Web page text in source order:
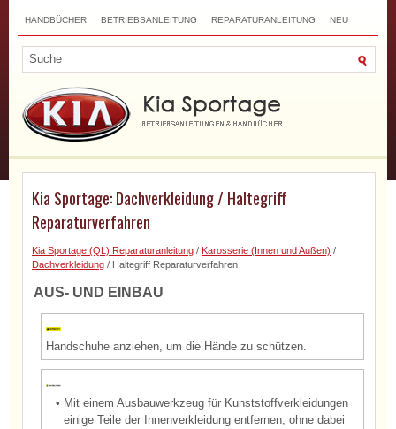
HANDBÜCHER BETRIEBSANLEITUNG REPARATURANLEITUNG NEU
Kia Sportage: Dachverkleidung / Haltegriff
Reparaturverfahren
Kia Sportage (QL) Reparaturanleitung / Karosserie (Innen und Außen) /
Dachverkleidung / Haltegriff Reparaturverfahren
AUS- UND EINBAU
Handschuhe anziehen, um die Hände zu schützen.
• Mit einem Ausbauwerkzeug für Kunststoffverkleidungen
einige Teile der Innenverkleidung entfernen, ohne dabei